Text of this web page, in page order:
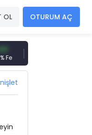
OL OTURUM AÇ
377,25 USD
Gemi Söküm